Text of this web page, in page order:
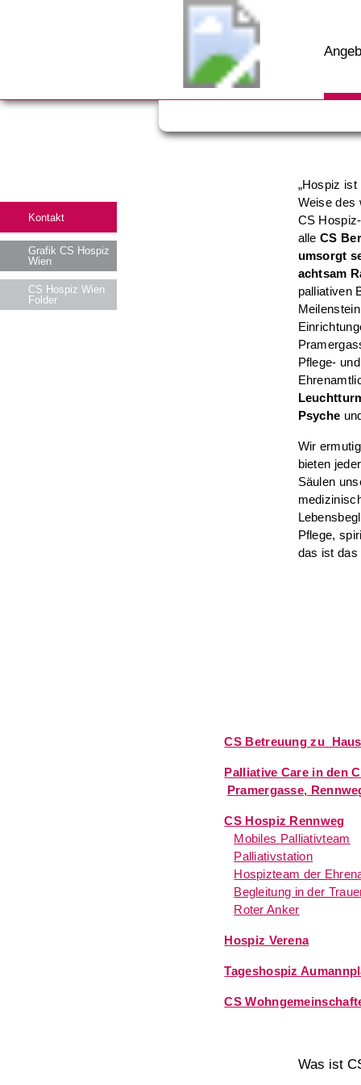
„Hospiz
Weise des
CS
alle CS
umsorgt
achtsam
palliativen
Pflege-
Psyche
Wir
bieten
Säulen
Pflege,
das ist das
-CS Betreuung zu
Palliative Care in den
Pramergasse,
-CS Hospiz Rennweg
Mobiles Palliativteam
Palliativstation
Hospizteam der
Begleitung in der
Roter Anker
Hospiz Verena
-Tageshospiz
-CS
Was ist
Kontakt
Grafik CS Hospiz
Wien
CS Hospiz Wien
Folder